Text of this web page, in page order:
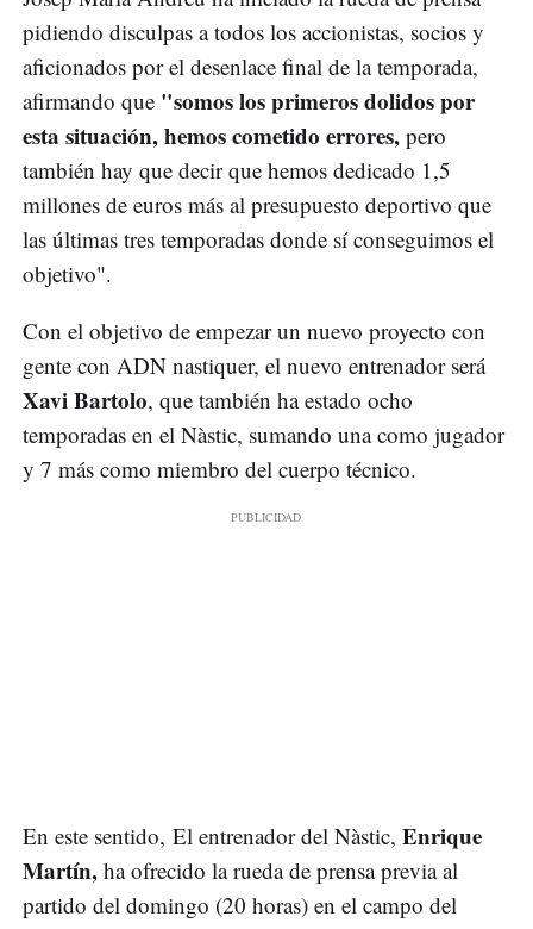
pidiendo disculpas a todos los accionistas, socios y
aficionados por el desenlace final de la temporada,
afirmando que "somos los primeros dolidos por
esta situación, hemos cometido errores, pero
también hay que decir que hemos dedicado 1,5
millones de euros más al presupuesto deportivo que
las últimas tres temporadas donde sí conseguimos el
objetivo".
Con el objetivo de empezar un nuevo proyecto con
gente con ADN nastiquer, el nuevo entrenador será
Xavi Bartolo, que también ha estado ocho
temporadas en el Nàstic, sumando una como jugador
y 7 más como miembro del cuerpo técnico.
En este sentido, El entrenador del Nàstic, Enrique
Martín, ha ofrecido la rueda de prensa previa al
partido del domingo (20 horas) en el campo del